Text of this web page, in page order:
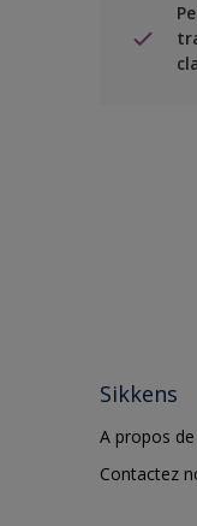
Sikkens
A propos de
Contactez